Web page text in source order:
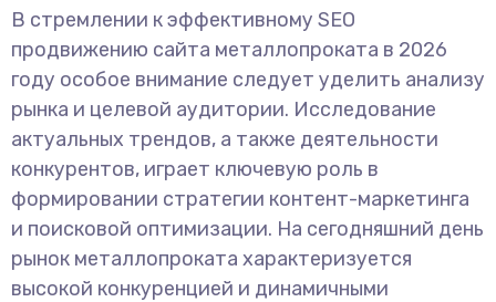
В стремлении к эффективному SEO
продвижению сайта металлопроката в 2026
году особое внимание следует уделить анализу
рынка и целевой аудитории. Исследование
актуальных трендов, а также деятельности
конкурентов, играет ключевую роль в
формировании стратегии контент-маркетинга
и поисковой оптимизации. На сегодняшний день
рынок металлопроката характеризуется
высокой конкуренцией и динамичными